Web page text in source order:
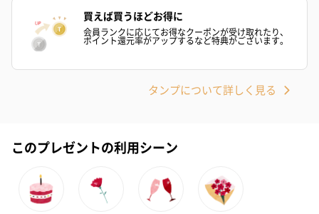
酒（655円）
ブラック１２
お酒にぴったりのおつまみ・サプリを同梱してお届けいたしま
す。
買えば買うほどお得に
会員ランクに応じてお得なクーポンが受け取れたり、
ポイント還元率がアップするなど特典がございます。
タンプについて詳しく見る
このプレゼントの利用シーン